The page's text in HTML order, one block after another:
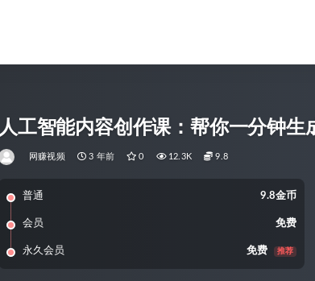
人工智能内容创作课：帮你一分钟生
网赚视频 3 年前 0 12.3K 9.8
普通 9.8金币
会员 免费
永久会员 免费 推荐